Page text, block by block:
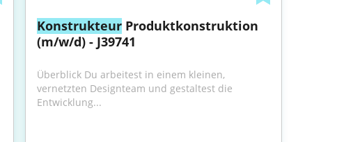
Konstrukteur Produktkonstruktion
(m/w/d) - J39741
Überblick Du arbeitest in einem kleinen,
vernetzten Designteam und gestaltest die
Entwicklung...